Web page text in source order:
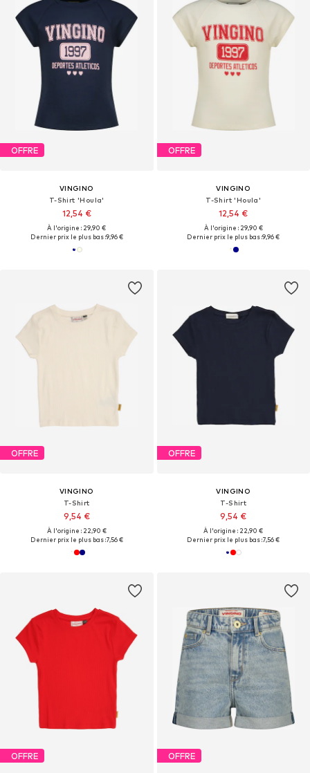
OFFRE
VINGINO
T-Shirt 'Houla'
12,54 €
À l'origine : 29,90 €
Dernier prix le plus bas :9,96 €
OFFRE
VINGINO
T-Shirt 'Houla'
12,54 €
À l'origine : 29,90 €
Dernier prix le plus bas :9,96 €
OFFRE
VINGINO
T-Shirt
9,54 €
À l'origine : 22,90 €
Dernier prix le plus bas :7,56 €
OFFRE
VINGINO
T-Shirt
9,54 €
À l'origine : 22,90 €
Dernier prix le plus bas :7,56 €
OFFRE OFFRE